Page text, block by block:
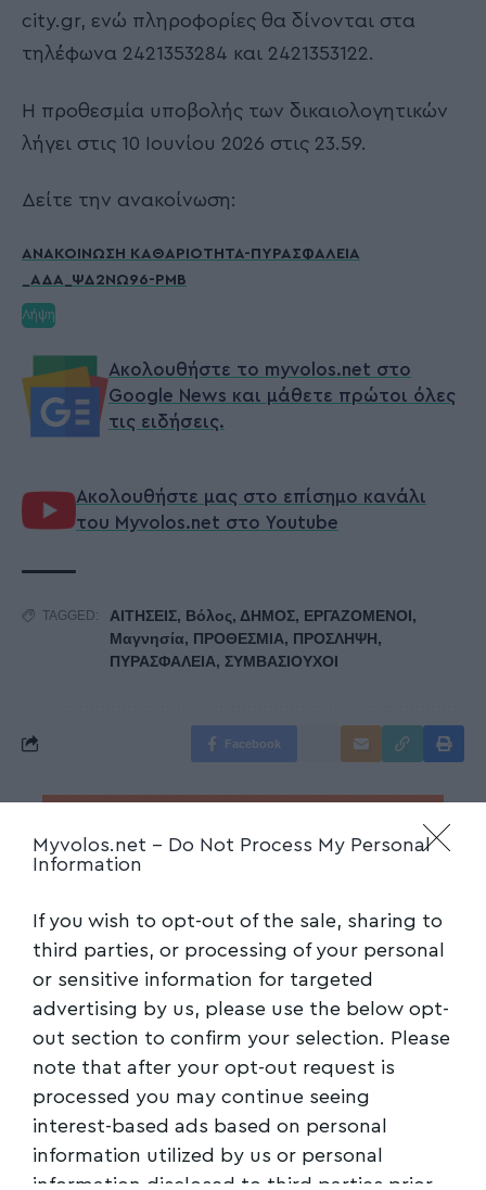
Myvolos.net - Do Not Process My Personal
Information
If you wish to opt-out of the sale, sharing to
third parties, or processing of your personal
or sensitive information for targeted
advertising by us, please use the below opt-
out section to confirm your selection. Please
note that after your opt-out request is
processed you may continue seeing
interest-based ads based on personal
information utilized by us or personal
information disclosed to third parties prior
city.gr, ενώ πληροφορίες θα δίνονται στα
τηλέφωνα 2421353284 και 2421353122.
Η προθεσμία υποβολής των δικαιολογητικών
λήγει στις 10 Ιουνίου 2026 στις 23.59.
Δείτε την ανακοίνωση:
ΑΝΑΚΟΙΝΩΣΗ ΚΑΘΑΡΙΟΤΗΤΑ-ΠΥΡΑΣΦΑΛΕΙΑ
_ΑΔΑ_ΨΔ2ΝΩ96-ΡΜΒ
Λήψη
Ακολουθήστε το myvolos.net στο
Google News και μάθετε πρώτοι όλες
τις ειδήσεις.
Ακολουθήστε μας στο επίσημο κανάλι
του Myvolos.net στο Youtube
TAGGED: ΑΙΤΗΣΕΙΣ, Βόλος, ΔΗΜΟΣ, ΕΡΓΑΖΟΜΕΝΟΙ,
Μαγνησία, ΠΡΟΘΕΣΜΙΑ, ΠΡΟΣΛΗΨΗ,
ΠΥΡΑΣΦΑΛΕΙΑ, ΣΥΜΒΑΣΙΟΥΧΟΙ
Facebook